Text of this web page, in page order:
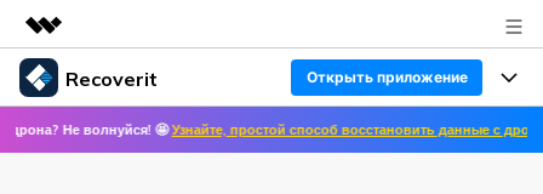
Рекомендуемые продукты
Цифровая креативность AIGC
Бизнес
Recoverit Открыть приложение
Продукты
🤩Узнайте, простой способ восстановить данные с дронов! ✨ >> 🛩